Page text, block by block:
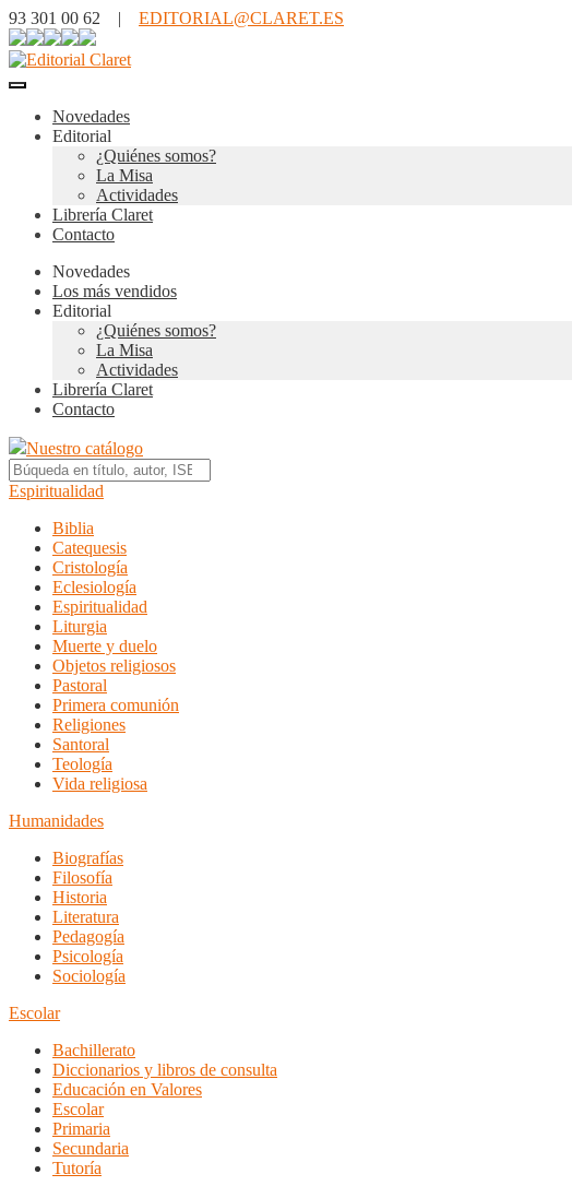
93 301 00 62 | EDITORIAL@CLARET.ES
Novedades
Editorial
¿Quiénes somos?
La Misa
Actividades
Librería Claret
Contacto
Novedades
Los más vendidos
Editorial
¿Quiénes somos?
La Misa
Actividades
Librería Claret
Contacto
Nuestro catálogo
Espiritualidad
Biblia
Catequesis
Cristología
Eclesiología
Espiritualidad
Liturgia
Muerte y duelo
Objetos religiosos
Pastoral
Primera comunión
Religiones
Santoral
Teología
Vida religiosa
Humanidades
Biografías
Filosofía
Historia
Literatura
Pedagogía
Psicología
Sociología
Escolar
Bachillerato
Diccionarios y libros de consulta
Educación en Valores
Escolar
Primaria
Secundaria
Tutoría